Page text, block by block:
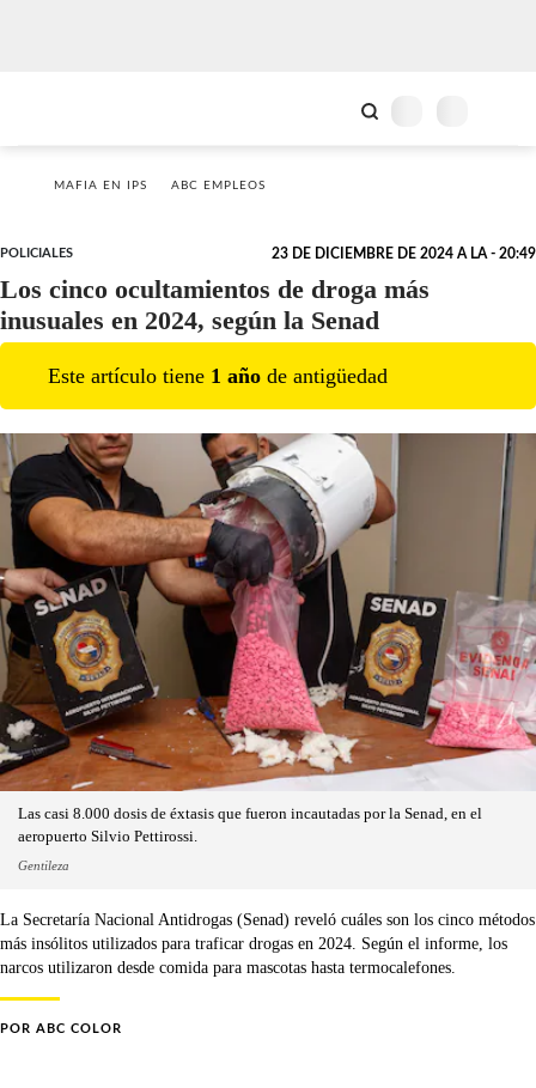
MAFIA EN IPS ABC EMPLEOS
POLICIALES 23 DE DICIEMBRE DE 2024 A LA - 20:49
Los cinco ocultamientos de droga más
inusuales en 2024, según la Senad
Este artículo tiene 1 año de antigüedad
Las casi 8.000 dosis de éxtasis que fueron incautadas por la Senad, en el
aeropuerto Silvio Pettirossi.
Gentileza
La Secretaría Nacional Antidrogas (Senad) reveló cuáles son los cinco métodos
más insólitos utilizados para traficar drogas en 2024. Según el informe, los
narcos utilizaron desde comida para mascotas hasta termocalefones.
POR ABC COLOR